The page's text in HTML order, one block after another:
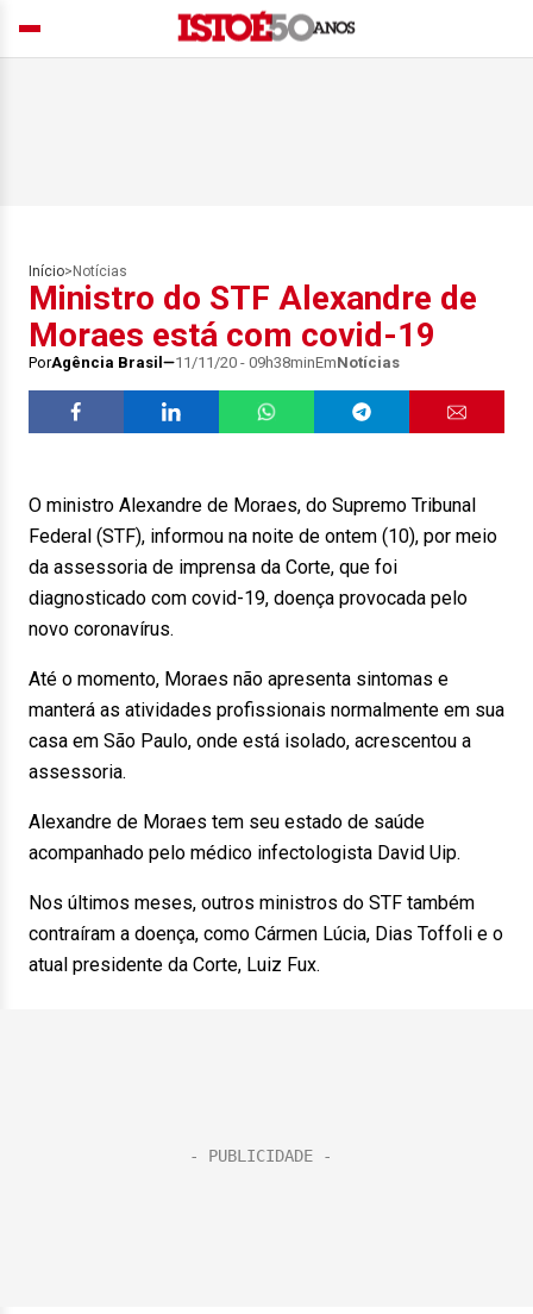
Início> Notícias
Ministro do STF Alexandre de
Moraes está com covid-19
PorAgência Brasil 11/11/20 - 09h38minEmNotícias
O ministro Alexandre de Moraes, do Supremo Tribunal
Federal (STF), informou na noite de ontem (10), por meio
da assessoria de imprensa da Corte, que foi
diagnosticado com covid-19, doença provocada pelo
novo coronavírus.
Até o momento, Moraes não apresenta sintomas e
manterá as atividades profissionais normalmente em sua
casa em São Paulo, onde está isolado, acrescentou a
assessoria.
Alexandre de Moraes tem seu estado de saúde
acompanhado pelo médico infectologista David Uip.
Nos últimos meses, outros ministros do STF também
contraíram a doença, como Cármen Lúcia, Dias Toffoli e o
atual presidente da Corte, Luiz Fux.